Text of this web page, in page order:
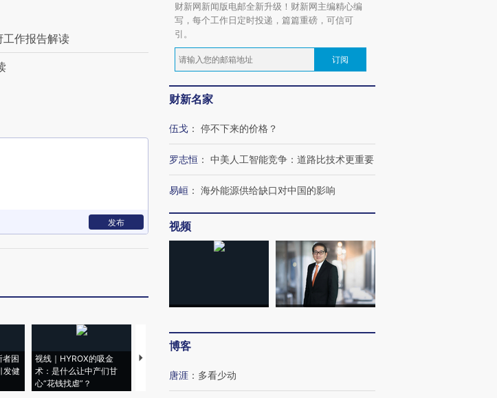
工作报告解读
发布
者困
发健
视线｜HYROX的吸金
术：是什么让中产们甘
心“花钱找虐”？
马航飞行员跨国走私7万
粒摇头丸 尿检体内含3种
财新网新闻版电邮全新升级！财新网主编精心编
写，每个工作日定时投递，篇篇重磅，可信可
引。
订阅
财新名家
伍戈 ： 停不下来的价格？
罗志恒 ： 中美人工智能竞争：道路比技术更重要
易峘 ： 海外能源供给缺口对中国的影响
视频
博客
唐涯 ： 多看少动